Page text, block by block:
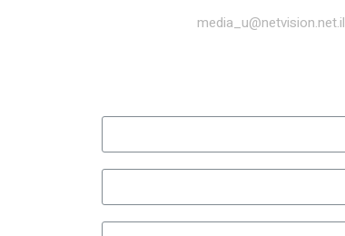
media_u@netvision.net.il